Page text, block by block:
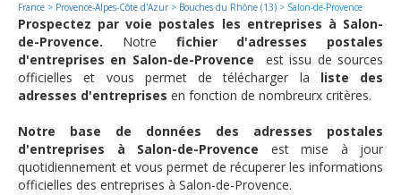
France > Provence-Alpes-Côte d'Azur > Bouches du Rhône (13) > Salon-de-Provence
Prospectez par voie postales les entreprises à Salon-
de-Provence. Notre fichier d'adresses postales
d'entreprises en Salon-de-Provence
est issu de sources
officielles et vous permet de télécharger la liste des
adresses d'entreprises en fonction de nombreurx critères.
Notre base de données des adresses postales
d'entreprises à Salon-de-Provence est mise à jour
quotidiennement et vous permet de récuperer les informations
officielles des entreprises à Salon-de-Provence.